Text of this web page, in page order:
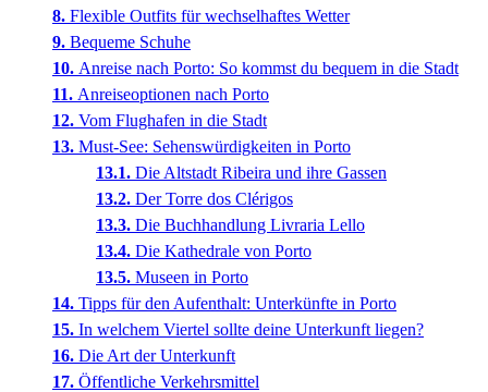
Flexible Outfits für wechselhaftes Wetter
Bequeme Schuhe
Anreise nach Porto: So kommst du bequem in die Stadt
Anreiseoptionen nach Porto
Vom Flughafen in die Stadt
Must-See: Sehenswürdigkeiten in Porto
Die Altstadt Ribeira und ihre Gassen
Der Torre dos Clérigos
Die Buchhandlung Livraria Lello
Die Kathedrale von Porto
Museen in Porto
Tipps für den Aufenthalt: Unterkünfte in Porto
In welchem Viertel sollte deine Unterkunft liegen?
Die Art der Unterkunft
Öffentliche Verkehrsmittel